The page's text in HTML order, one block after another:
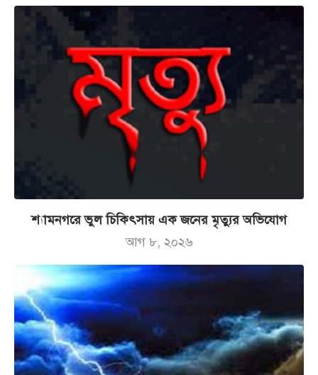
শ্যামনগরে ভুল চিকিৎসায় এক জনের মৃত্যুর অভিযোগ
আগ ৮, ২০২৬